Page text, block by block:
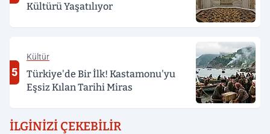
Kültürü Yaşatılıyor
5
Kültür
Türkiye'de Bir İlk! Kastamonu'yu
Eşsiz Kılan Tarihi Miras
İLGINIZI ÇEKEBILIR